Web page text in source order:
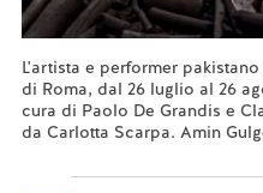
L'artista e performer
di Roma, dal 26 luglio al 26
cura di Paolo De Grandis e
da Carlotta Scarpa. Amin